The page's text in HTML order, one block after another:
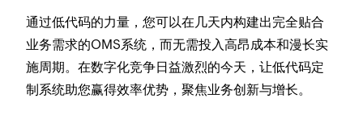
通过低代码的力量，您可以在几天内构建出完全贴合
业务需求的OMS系统，而无需投入高昂成本和漫长实
施周期。在数字化竞争日益激烈的今天，让低代码定
制系统助您赢得效率优势，聚焦业务创新与增长。